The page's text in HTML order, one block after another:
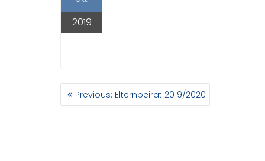
2019
BEITRAGSNAVIGATION
Previous: Previous
post:
Elternbeirat 2019/2020